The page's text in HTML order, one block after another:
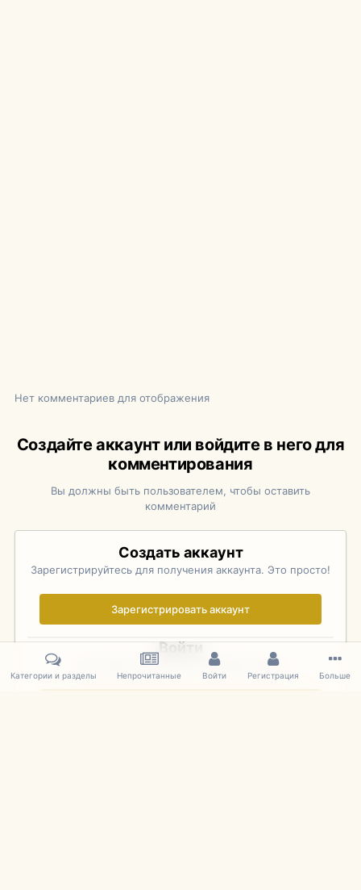
Нет комментариев для отображения
Создайте аккаунт или войдите в него для
комментирования
Вы должны быть пользователем, чтобы оставить
комментарий
Создать аккаунт
Зарегистрируйтесь для получения аккаунта. Это просто!
Зарегистрировать аккаунт
Войти
Уже зарегистрированы? Войдите здесь.
Категории и разделы Непрочитанные Войти Регистрация Больше